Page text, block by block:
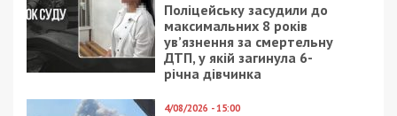
Поліцейську засудили до
максимальних 8 років
ув’язнення за смертельну
ДТП, у якій загинула 6-
річна дівчинка
4/08/2026 - 15:00